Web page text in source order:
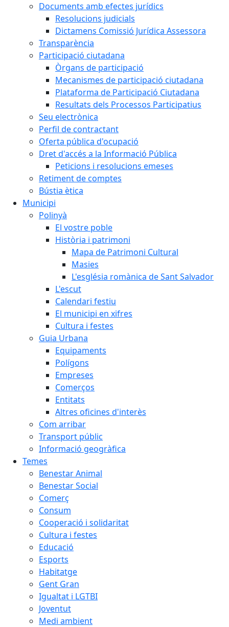
Documents amb efectes jurídics
Resolucions judicials
Dictamens Comissió Jurídica Assessora
Transparència
Participació ciutadana
Òrgans de participació
Mecanismes de participació ciutadana
Plataforma de Participació Ciutadana
Resultats dels Processos Participatius
Seu electrònica
Perfil de contractant
Oferta pública d'ocupació
Dret d'accés a la Informació Pública
Peticions i resolucions emeses
Retiment de comptes
Bústia ètica
Municipi
Polinyà
El vostre poble
Història i patrimoni
Mapa de Patrimoni Cultural
Masies
L'església romànica de Sant Salvador
L'escut
Calendari festiu
El municipi en xifres
Cultura i festes
Guia Urbana
Equipaments
Polígons
Empreses
Comerços
Entitats
Altres oficines d'interès
Com arribar
Transport públic
Informació geogràfica
Temes
Benestar Animal
Benestar Social
Comerç
Consum
Cooperació i solidaritat
Cultura i festes
Educació
Esports
Habitatge
Gent Gran
Igualtat i LGTBI
Joventut
Medi ambient